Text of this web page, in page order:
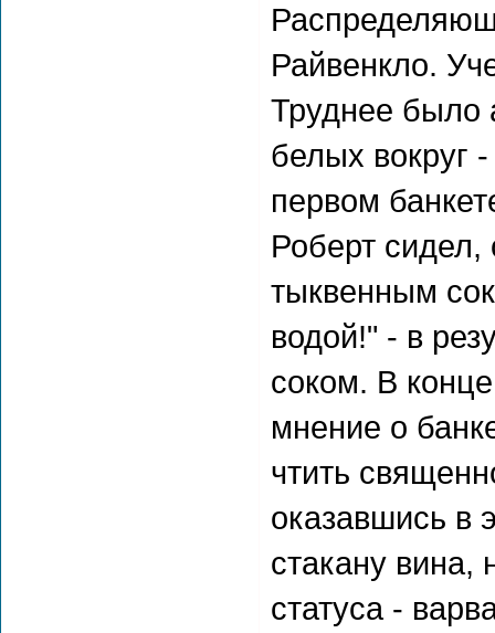
Райвенкло.
Труднее было
белых вокруг
первом
Роберт
тыквенным
водой!" - в
соком. В
мнение о
чтить
оказавшись в
стакану вина,
статуса -